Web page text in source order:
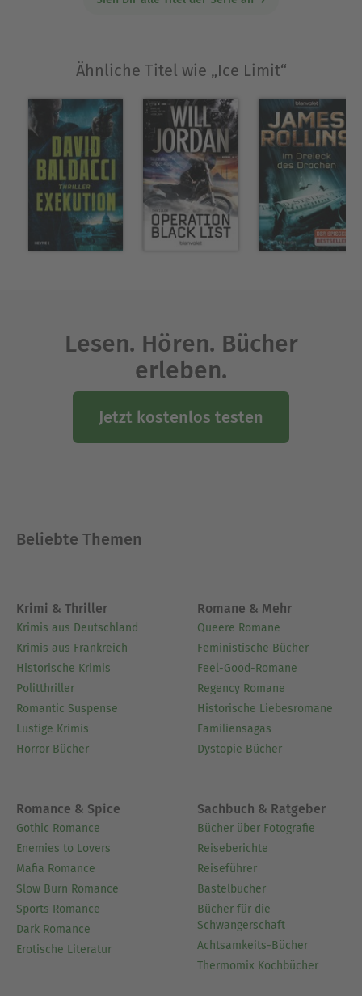
Ähnliche Titel wie „Ice Limit“
Lesen. Hören. Bücher
erleben.
Jetzt kostenlos testen
Beliebte Themen
Krimi & Thriller
Krimis aus Deutschland
Krimis aus Frankreich
Historische Krimis
Politthriller
Romantic Suspense
Lustige Krimis
Horror Bücher
Romane & Mehr
Queere Romane
Feministische Bücher
Feel-Good-Romane
Regency Romane
Historische Liebesromane
Familiensagas
Dystopie Bücher
Romance & Spice
Gothic Romance
Enemies to Lovers
Mafia Romance
Slow Burn Romance
Sports Romance
Dark Romance
Erotische Literatur
Sachbuch & Ratgeber
Bücher über Fotografie
Reiseberichte
Reiseführer
Bastelbücher
Bücher für die
Schwangerschaft
Achtsamkeits-Bücher
Thermomix Kochbücher